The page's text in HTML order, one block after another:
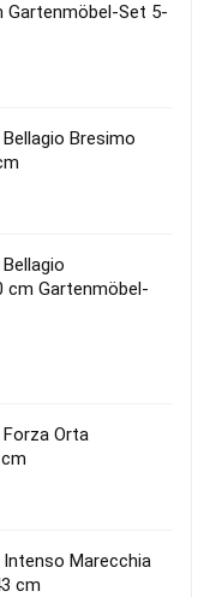
Gartenmöbel-Set 5-
Bresimo
cm Gartenmöbel-
Orta
Marecchia
cm